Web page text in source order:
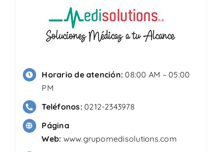
Horario de atención: 08:00 AM – 05:00
PM
Teléfonos:0212-2343978
Página
Web: www.grupomedisolutions.com